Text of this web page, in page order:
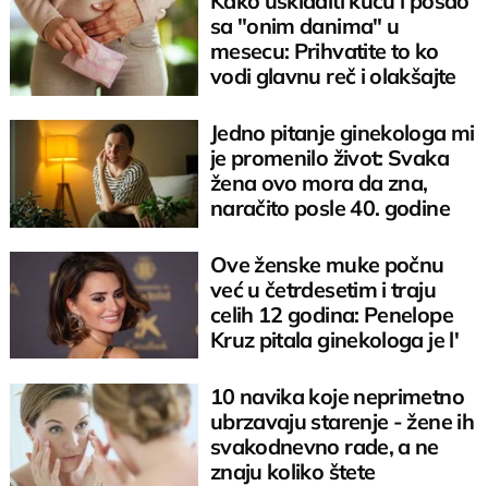
sa "onim danima" u
mesecu: Prihvatite to ko
vodi glavnu reč i olakšajte
Jedno pitanje ginekologa mi
je promenilo život: Svaka
žena ovo mora da zna,
naračito posle 40. godine
Ove ženske muke počnu
već u četrdesetim i traju
celih 12 godina: Penelope
Kruz pitala ginekologa je l'
10 navika koje neprimetno
ubrzavaju starenje - žene ih
svakodnevno rade, a ne
znaju koliko štete